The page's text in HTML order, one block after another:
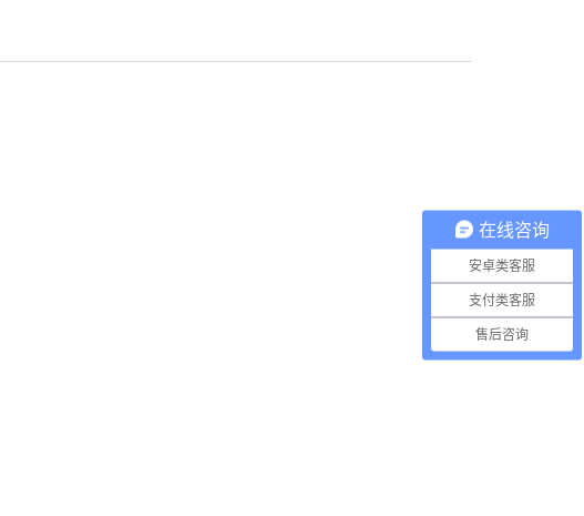
在线咨询
安卓类客服
支付类客服
售后咨询